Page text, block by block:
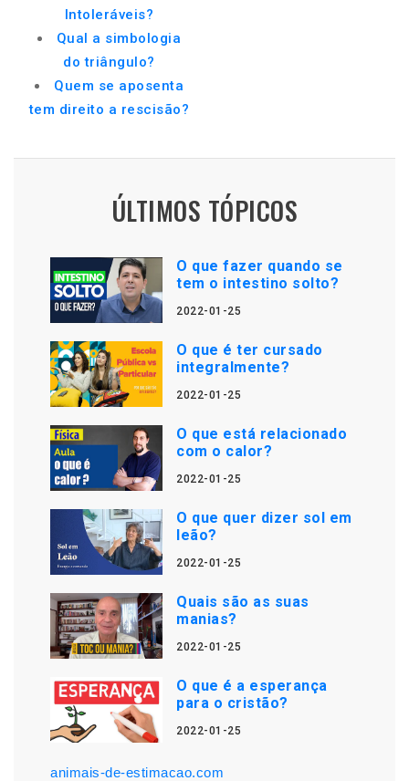
Intoleráveis?
Qual a simbologia
do triângulo?
Quem se aposenta
tem direito a rescisão?
ÚLTIMOS TÓPICOS
O que fazer quando se
tem o intestino solto?
2022-01-25
O que é ter cursado
integralmente?
2022-01-25
O que está relacionado
com o calor?
2022-01-25
O que quer dizer sol em
leão?
2022-01-25
Quais são as suas
manias?
2022-01-25
O que é a esperança
para o cristão?
2022-01-25
animais-de-estimacao.com